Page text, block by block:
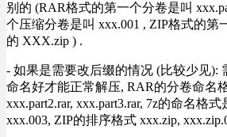
别的 (RAR格式的第一个分卷是叫
个压缩分卷是叫 xxx.001 , ZIP格式的第
的 XXX.zip ) .
- 如果是需要改后缀的情况 (比较少见):
命名好才能正常解压, RAR的分卷命名
xxx.part2.rar, xxx.part3.rar, 7z的命名格式
xxx.003, ZIP的排序格式 xxx.zip,